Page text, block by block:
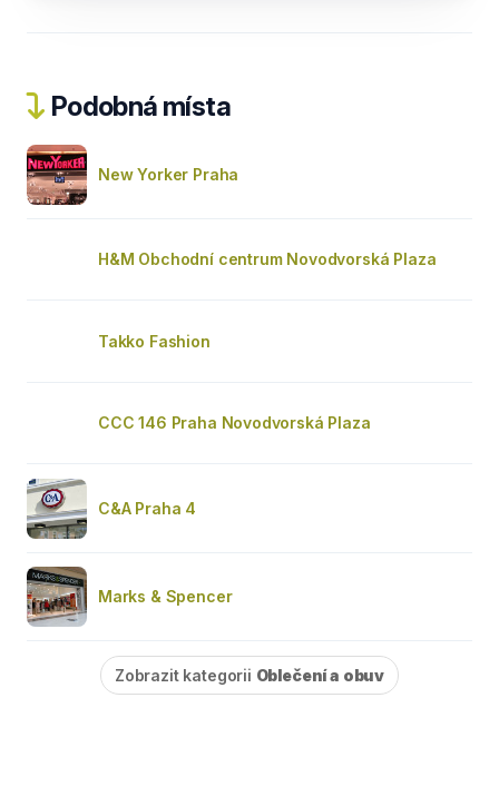
Podobná místa
New Yorker Praha
H&M Obchodní centrum Novodvorská Plaza
Takko Fashion
CCC 146 Praha Novodvorská Plaza
C&A Praha 4
Marks & Spencer
Zobrazit kategorii Oblečení a obuv